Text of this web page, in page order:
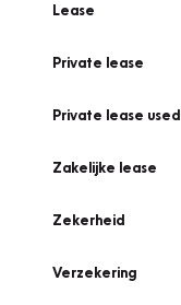
Lease
Private lease
Private lease used
Zakelijke lease
Zekerheid
Verzekering